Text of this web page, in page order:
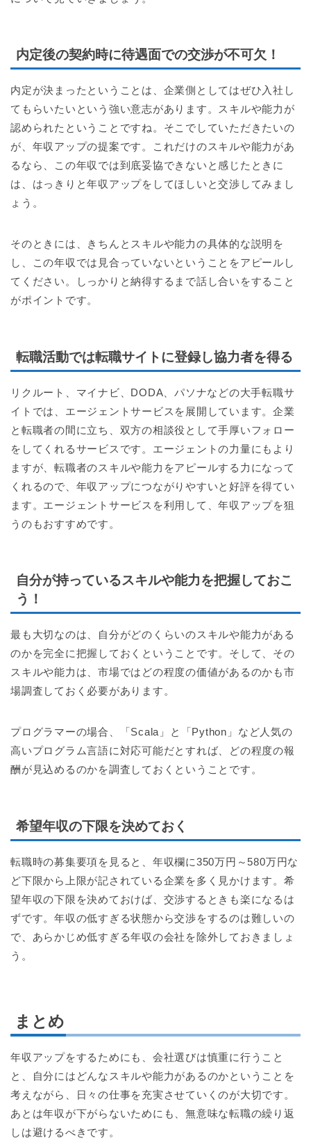
内定後の契約時に待遇面での交渉が不可欠！
内定が決まったということは、企業側としてはぜひ入社し
てもらいたいという強い意志があります。スキルや能力が
認められたということですね。そこでしていただきたいの
が、年収アップの提案です。これだけのスキルや能力があ
るなら、この年収では到底妥協できないと感じたときに
は、はっきりと年収アップをしてほしいと交渉してみまし
ょう。
そのときには、きちんとスキルや能力の具体的な説明を
し、この年収では見合っていないということをアピールし
てください。しっかりと納得するまで話し合いをすること
がポイントです。
転職活動では転職サイトに登録し協力者を得る
リクルート、マイナビ、DODA、パソナなどの大手転職サ
イトでは、エージェントサービスを展開しています。企業
と転職者の間に立ち、双方の相談役として手厚いフォロー
をしてくれるサービスです。エージェントの力量にもより
ますが、転職者のスキルや能力をアピールする力になって
くれるので、年収アップにつながりやすいと好評を得てい
ます。エージェントサービスを利用して、年収アップを狙
うのもおすすめです。
自分が持っているスキルや能力を把握しておこ
う！
最も大切なのは、自分がどのくらいのスキルや能力がある
のかを完全に把握しておくということです。そして、その
スキルや能力は、市場ではどの程度の価値があるのかも市
場調査しておく必要があります。
プログラマーの場合、「Scala」と「Python」など人気の
高いプログラム言語に対応可能だとすれば、どの程度の報
酬が見込めるのかを調査しておくということです。
希望年収の下限を決めておく
転職時の募集要項を見ると、年収欄に350万円～580万円な
ど下限から上限が記されている企業を多く見かけます。希
望年収の下限を決めておけば、交渉するときも楽になるは
ずです。年収の低すぎる状態から交渉をするのは難しいの
で、あらかじめ低すぎる年収の会社を除外しておきましょ
う。
まとめ
年収アップをするためにも、会社選びは慎重に行うこと
と、自分にはどんなスキルや能力があるのかということを
考えながら、日々の仕事を充実させていくのが大切です。
あとは年収が下がらないためにも、無意味な転職の繰り返
しは避けるべきです。